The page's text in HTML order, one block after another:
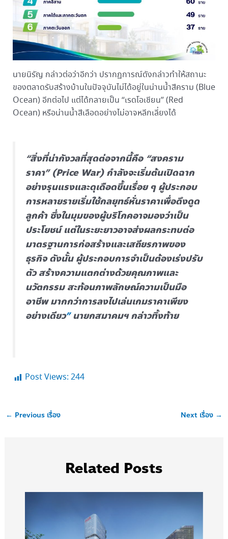
นายนิรัญ กล่าวต่อว่าอีกว่า ปรากฏการณ์ดังกล่าวทำให้สถานะ
ของตลาดรับสร้างบ้านในปัจจุบันไม่ได้อยู่ในน่านน้ำสีคราม (Blue
Ocean) อีกต่อไป แต่ได้กลายเป็น “เรดโอเชียน” (Red
Ocean) หรือน่านน้ำสีเลือดอย่างไม่อาจหลีกเลี่ยงได้
“สิ่งที่น่ากังวลที่สุดต่อจากนี้คือ “สงคราม
ราคา” (Price War) กำลังจะเริ่มต้นเปิดฉาก
อย่างรุนแรงและดุเดือดขึ้นเรื่อย ๆ ผู้ประกอบ
การหลายรายเริ่มใช้กลยุทธ์หั่นราคาเพื่อดึงดูด
ลูกค้า ซึ่งในมุมของผู้บริโภคอาจมองว่าเป็น
ประโยชน์ แต่ในระยะยาวอาจส่งผลกระทบต่อ
มาตรฐานการก่อสร้างและเสถียรภาพของ
ธุรกิจ ดังนั้น ผู้ประกอบการจำเป็นต้องเร่งปรับ
ตัว สร้างความแตกต่างด้วยคุณภาพและ
นวัตกรรม สะท้อนภาพลักษณ์ความเป็นมือ
อาชีพ มากกว่าการลงไปเล่นเกมราคาเพียง
อย่างเดียว”นายกสมาคมฯ กล่าวทิ้งท้าย
Post Views: 244
← Previous เรื่อง Next เรื่อง →
Related Posts